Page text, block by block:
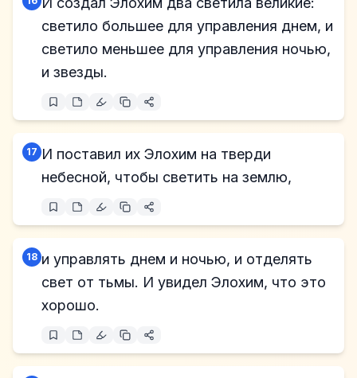
светило большее для управления днем, и
светило меньшее для управления ночью,
и звезды.
17 И поставил их Элохим на тверди
небесной, чтобы светить на землю,
18 и управлять днем и ночью, и отделять
свет от тьмы. И увидел Элохим, что это
хорошо.